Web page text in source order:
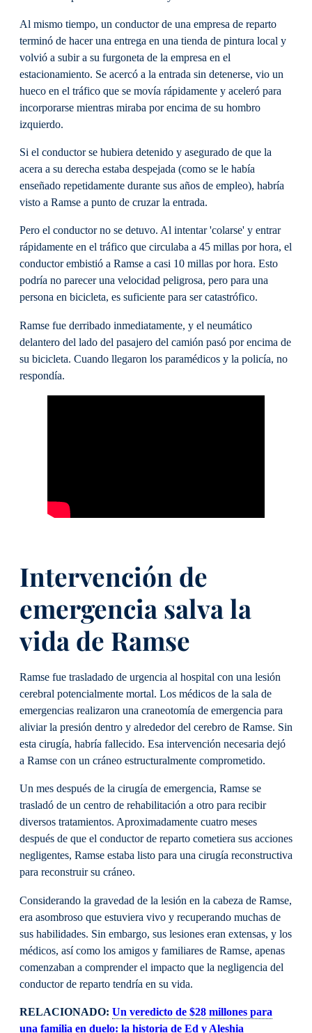
Al mismo tiempo, un conductor de una empresa de reparto
terminó de hacer una entrega en una tienda de pintura local y
volvió a subir a su furgoneta de la empresa en el
estacionamiento. Se acercó a la entrada sin detenerse, vio un
hueco en el tráfico que se movía rápidamente y aceleró para
incorporarse mientras miraba por encima de su hombro
izquierdo.
Si el conductor se hubiera detenido y asegurado de que la
acera a su derecha estaba despejada (como se le había
enseñado repetidamente durante sus años de empleo), habría
visto a Ramse a punto de cruzar la entrada.
Pero el conductor no se detuvo. Al intentar 'colarse' y entrar
rápidamente en el tráfico que circulaba a 45 millas por hora, el
conductor embistió a Ramse a casi 10 millas por hora. Esto
podría no parecer una velocidad peligrosa, pero para una
persona en bicicleta, es suficiente para ser catastrófico.
Ramse fue derribado inmediatamente, y el neumático
delantero del lado del pasajero del camión pasó por encima de
su bicicleta. Cuando llegaron los paramédicos y la policía, no
respondía.
Intervención de
emergencia salva la
vida de Ramse
Ramse fue trasladado de urgencia al hospital con una lesión
cerebral potencialmente mortal. Los médicos de la sala de
emergencias realizaron una craneotomía de emergencia para
aliviar la presión dentro y alrededor del cerebro de Ramse. Sin
esta cirugía, habría fallecido. Esa intervención necesaria dejó
a Ramse con un cráneo estructuralmente comprometido.
Un mes después de la cirugía de emergencia, Ramse se
trasladó de un centro de rehabilitación a otro para recibir
diversos tratamientos. Aproximadamente cuatro meses
después de que el conductor de reparto cometiera sus acciones
negligentes, Ramse estaba listo para una cirugía reconstructiva
para reconstruir su cráneo.
Considerando la gravedad de la lesión en la cabeza de Ramse,
era asombroso que estuviera vivo y recuperando muchas de
sus habilidades. Sin embargo, sus lesiones eran extensas, y los
médicos, así como los amigos y familiares de Ramse, apenas
comenzaban a comprender el impacto que la negligencia del
conductor de reparto tendría en su vida.
RELACIONADO: Un veredicto de $28 millones para
una familia en duelo: la historia de Ed y Aleshia